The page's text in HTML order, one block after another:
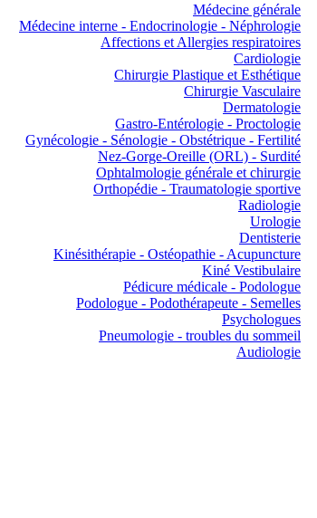
Médecine générale
Médecine interne - Endocrinologie - Néphrologie
Affections et Allergies respiratoires
Cardiologie
Chirurgie Plastique et Esthétique
Chirurgie Vasculaire
Dermatologie
Gastro-Entérologie - Proctologie
Gynécologie - Sénologie - Obstétrique - Fertilité
Nez-Gorge-Oreille (ORL) - Surdité
Ophtalmologie générale et chirurgie
Orthopédie - Traumatologie sportive
Radiologie
Urologie
Dentisterie
Kinésithérapie - Ostéopathie - Acupuncture
Kiné Vestibulaire
Pédicure médicale - Podologue
Podologue - Podothérapeute - Semelles
Psychologues
Pneumologie - troubles du sommeil
Audiologie